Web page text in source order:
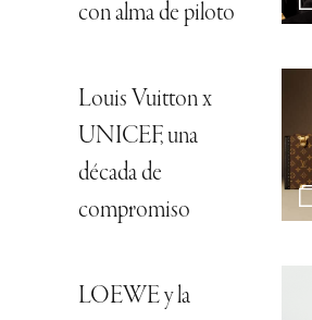
con alma de piloto
Louis Vuitton x
UNICEF, una
década de
compromiso
LOEWE y la